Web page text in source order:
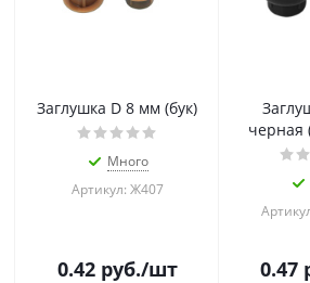
Заглушка D 8 мм (бук)
Много
Артикул: Ж407
0.42руб./шт
черная
0.47